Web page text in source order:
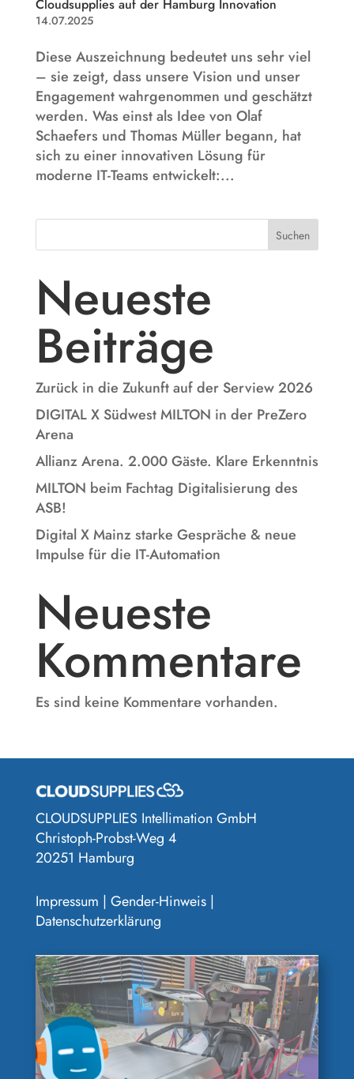
Cloudsupplies auf der Hamburg Innovation
14.07.2025
Diese Auszeichnung bedeutet uns sehr viel
– sie zeigt, dass unsere Vision und unser
Engagement wahrgenommen und geschätzt
werden. Was einst als Idee von Olaf
Schaefers und Thomas Müller begann, hat
sich zu einer innovativen Lösung für
moderne IT-Teams entwickelt:...
Suchen
Neueste
Beiträge
Zurück in die Zukunft auf der Serview 2026
DIGITAL X Südwest MILTON in der PreZero
Arena
Allianz Arena. 2.000 Gäste. Klare Erkenntnis
MILTON beim Fachtag Digitalisierung des
ASB!
Digital X Mainz starke Gespräche & neue
Impulse für die IT-Automation
Neueste
Kommentare
Es sind keine Kommentare vorhanden.
CLOUDSUPPLIES Intellimation GmbH
Christoph-Probst-Weg 4
20251 Hamburg
Impressum | Gender-Hinweis|
Datenschutzerklärung